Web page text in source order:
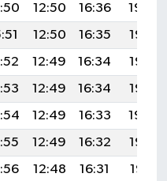
12:50 16:36
19:40
12:50 16:35
19:38
12:49 16:34
19:37
12:49 16:34
19:35
12:49 16:33
19:34
12:49 16:32
19:32
12:48 16:31 19:31